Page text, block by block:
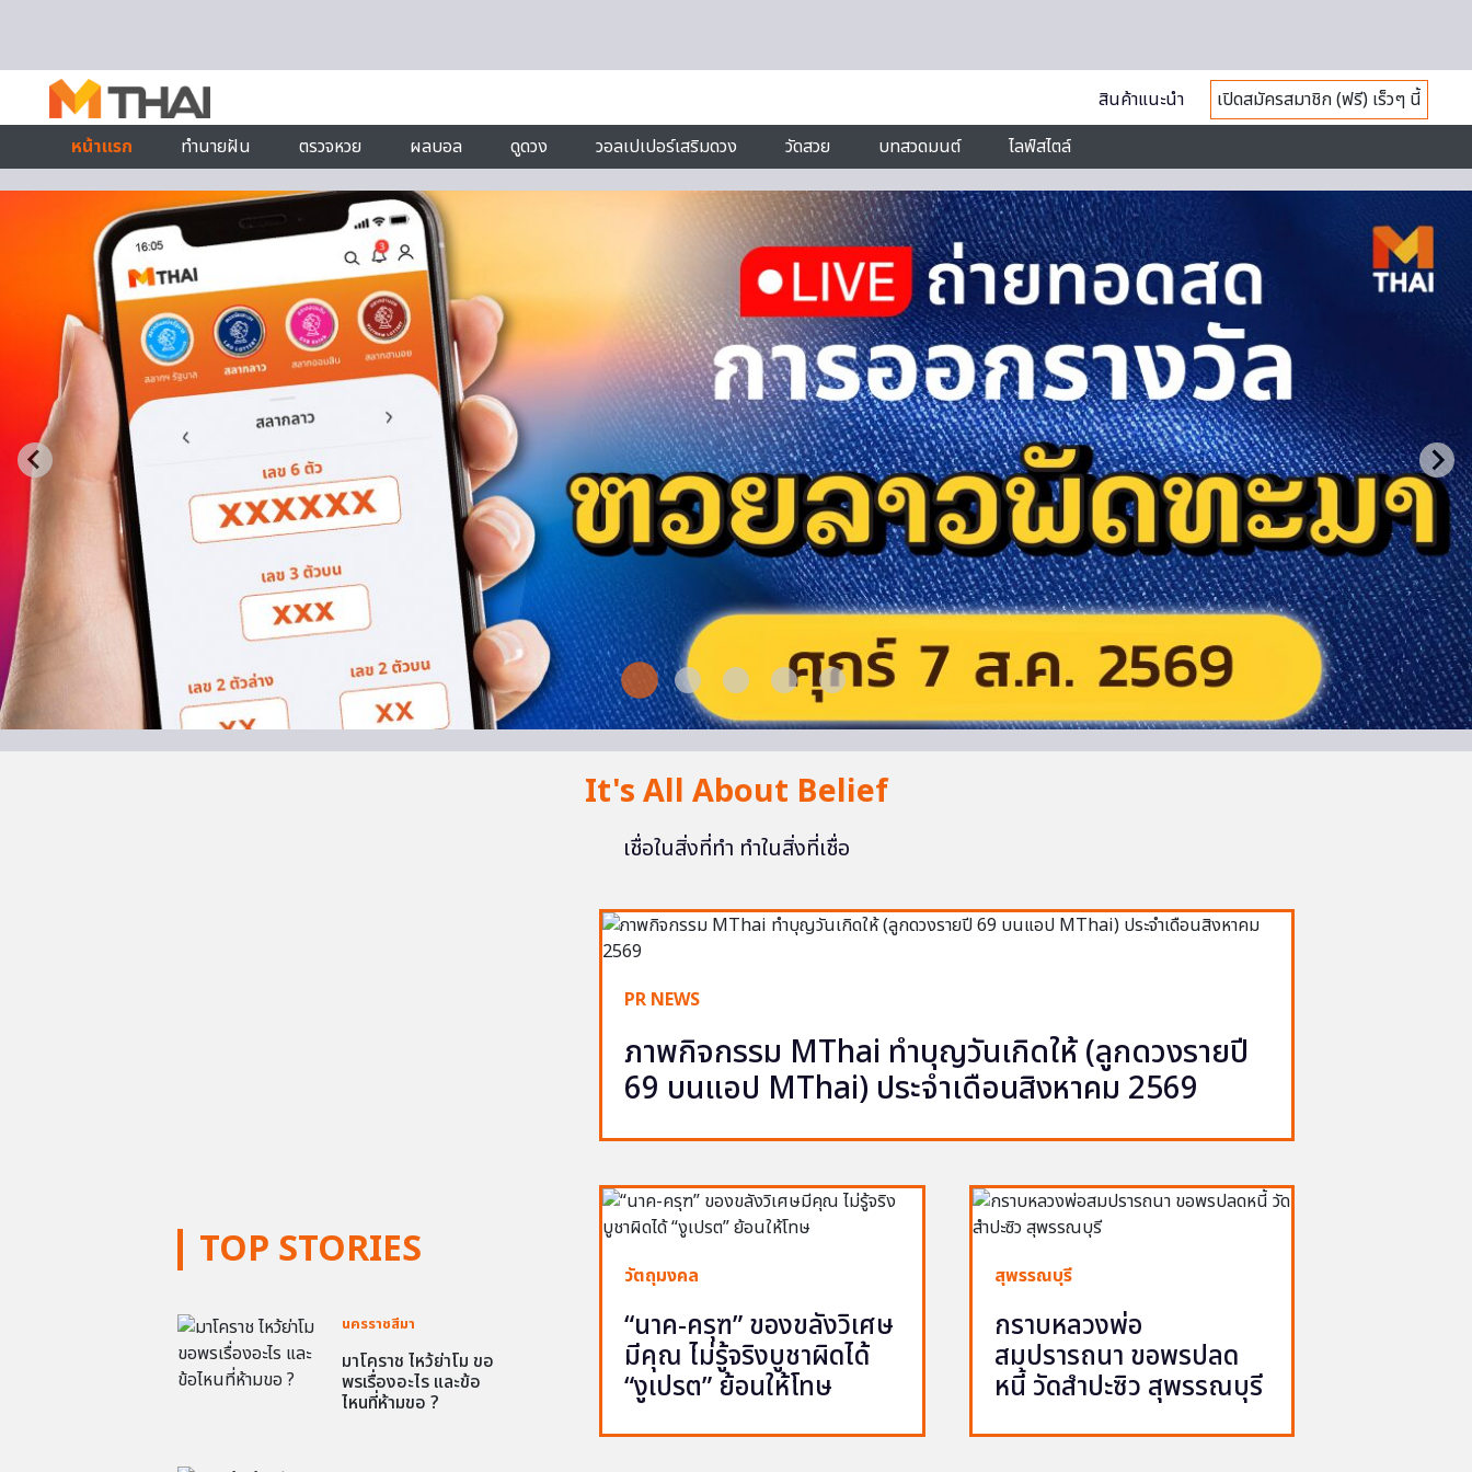
สินค้าแนะนำ
เปิดสมัครสมาชิก (ฟรี) เร็วๆ นี้
หน้าแรก
ทำนายฝัน ตรวจหวย ผลบอล ดูดวง วอลเปเปอร์เสริมดวง วัดสวย บทสวดมนต์ ไลฟ์สไตล์
It's All About Belief
เชื่อในสิ่งที่ทำ ทำในสิ่งที่เชื่อ
TOP STORIES
นครราชสีมา
มาโคราช ไหว้ย่าโม ขอ
พรเรื่องอะไร และข้อ
ไหนที่ห้ามขอ ?
PR NEWS
ภาพกิจกรรม MThai ทำบุญวันเกิดให้ (ลูกดวงรายปี
69 บนแอป MThai) ประจำเดือนสิงหาคม 2569
วัตถุมงคล
“นาค-ครุฑ” ของขลังวิเศษ
มีคุณ ไม่รู้จริงบูชาผิดได้
“งูเปรต” ย้อนให้โทษ
สุพรรณบุรี
กราบหลวงพ่อ
สมปรารถนา ขอพรปลด
หนี้ วัดสำปะซิว สุพรรณบุรี